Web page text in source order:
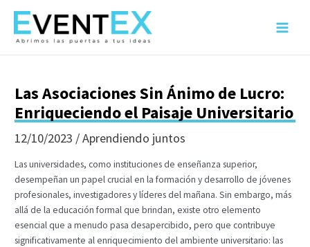
contenido
Main
Las Asociaciones Sin Ánimo de Lucro:
Enriqueciendo el Paisaje Universitario
12/10/2023 /Aprendiendo juntos
Las universidades, como instituciones de enseñanza superior,
desempeñan un papel crucial en la formación y desarrollo de jóvenes
profesionales, investigadores y líderes del mañana. Sin embargo, más
allá de la educación formal que brindan, existe otro elemento
esencial que a menudo pasa desapercibido, pero que contribuye
significativamente al enriquecimiento del ambiente universitario: las